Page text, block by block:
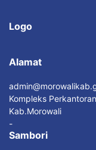
Logo
Alamat
Kompleks
Kab.Morowali
-
Sambori